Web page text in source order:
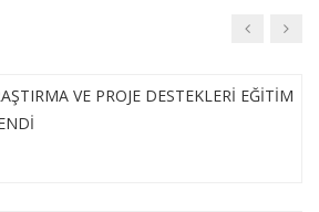
Yaman’ın European Cooperation
- COST Aksiyonu Başarısı
VE PROJE DESTEKLERİ EĞİTİM